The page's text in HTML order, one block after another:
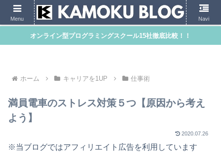
オンライン型プログラミングスクール15社徹底比較！！
ホーム キャリアを1UP 仕事術
満員電車のストレス対策５つ【原因から考え
よう】
2020.07.26
※当ブログではアフィリエイト広告を利用しています
Menu Navi